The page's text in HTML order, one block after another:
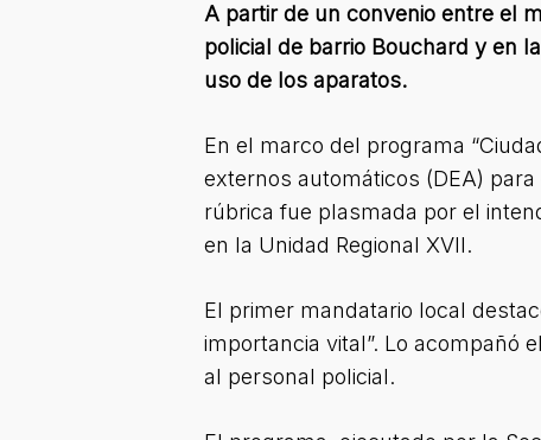
A partir de un convenio entre el
policial de barrio Bouchard y en
uso de los aparatos.
En el marco del programa
externos automáticos (DEA)
rúbrica fue plasmada por el
en la Unidad Regional XVII.
El primer mandatario local
importancia vital”. Lo acompañó
al personal policial.